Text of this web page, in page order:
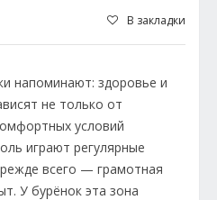
В закладки
напоминают: здоровье и
не только от
условий
играют регулярные
всего — грамотная
У бурёнок эта зона